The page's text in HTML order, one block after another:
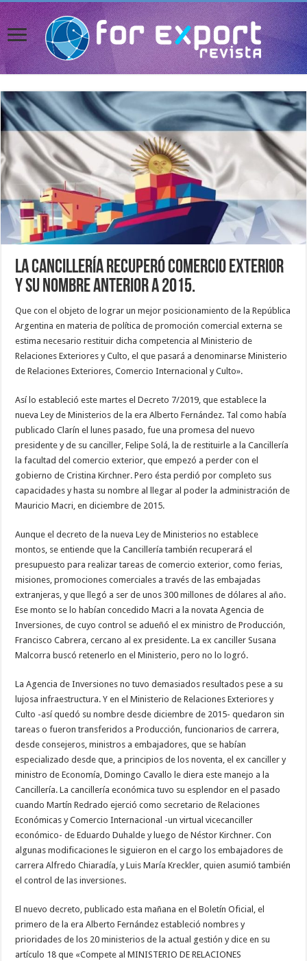
La Cancillería recuperó Comercio Exterior
y su nombre anterior a 2015.
Que con el objeto de lograr un mejor posicionamiento de la República
Argentina en materia de política de promoción comercial externa se
estima necesario restituir dicha competencia al Ministerio de
Relaciones Exteriores y Culto, el que pasará a denominarse Ministerio
de Relaciones Exteriores, Comercio Internacional y Culto».
Así lo estableció este martes el Decreto 7/2019, que establece la
nueva Ley de Ministerios de la era Alberto Fernández. Tal como había
publicado Clarín el lunes pasado, fue una promesa del nuevo
presidente y de su canciller, Felipe Solá, la de restituirle a la Cancillería
la facultad del comercio exterior, que empezó a perder con el
gobierno de Cristina Kirchner. Pero ésta perdió por completo sus
capacidades y hasta su nombre al llegar al poder la administración de
Mauricio Macri, en diciembre de 2015.
Aunque el decreto de la nueva Ley de Ministerios no establece
montos, se entiende que la Cancillería también recuperará el
presupuesto para realizar tareas de comercio exterior, como ferias,
misiones, promociones comerciales a través de las embajadas
extranjeras, y que llegó a ser de unos 300 millones de dólares al año.
Ese monto se lo habían concedido Macri a la novata Agencia de
Inversiones, de cuyo control se adueñó el ex ministro de Producción,
Francisco Cabrera, cercano al ex presidente. La ex canciller Susana
Malcorra buscó retenerlo en el Ministerio, pero no lo logró.
La Agencia de Inversiones no tuvo demasiados resultados pese a su
lujosa infraestructura. Y en el Ministerio de Relaciones Exteriores y
Culto -así quedó su nombre desde diciembre de 2015- quedaron sin
tareas o fueron transferidos a Producción, funcionarios de carrera,
desde consejeros, ministros a embajadores, que se habían
especializado desde que, a principios de los noventa, el ex canciller y
ministro de Economía, Domingo Cavallo le diera este manejo a la
Cancillería. La cancillería económica tuvo su esplendor en el pasado
cuando Martín Redrado ejerció como secretario de Relaciones
Económicas y Comercio Internacional -un virtual vicecanciller
económico- de Eduardo Duhalde y luego de Néstor Kirchner. Con
algunas modificaciones le siguieron en el cargo los embajadores de
carrera Alfredo Chiaradía, y Luis María Kreckler, quien asumió también
el control de las inversiones.
El nuevo decreto, publicado esta mañana en el Boletín Oficial, el
primero de la era Alberto Fernández estableció nombres y
prioridades de los 20 ministerios de la actual gestión y dice en su
artículo 18 que «Compete al MINISTERIO DE RELACIONES